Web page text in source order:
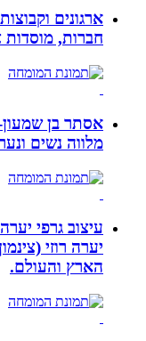
ארגונים וקבוצות
חברות, מוסדות
אסתר בן
מלווה נשים
עיצוב גרפי יערה
יערה רוזי
הארץ והעולם.